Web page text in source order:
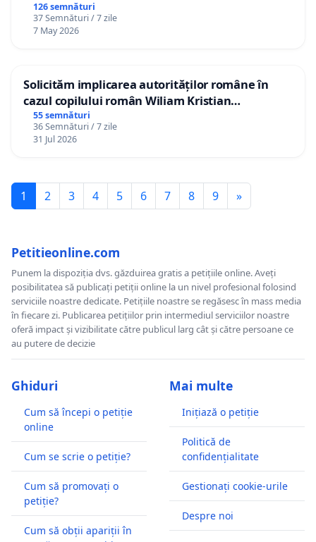
126 semnături
37 Semnături / 7 zile
7 May 2026
Solicităm implicarea autorităților române în
cazul copilului român Wiliam Kristian
Gheorghe, aflat în plasament în Danemarca de
12 ani
55 semnături
36 Semnături / 7 zile
31 Jul 2026
1 2 3 4 5 6 7 8 9 »
Petitieonline.com
Punem la dispoziția dvs. găzduirea gratis a petițiile online. Aveți
posibilitatea să publicați petiții online la un nivel profesional folosind
serviciile noastre dedicate. Petițiile noastre se regăsesc în mass media
în fiecare zi. Publicarea petițiilor prin intermediul serviciilor noastre
oferă impact și vizibilitate către publicul larg cât și către persoane ce
au putere de decizie
Ghiduri
Cum să începi o petiție
online
Cum se scrie o petiție?
Cum să promovați o
petiție?
Cum să obții apariții în
Mai multe
Inițiază o petiție
Politică de
confidențialitate
Gestionați cookie-urile
Despre noi